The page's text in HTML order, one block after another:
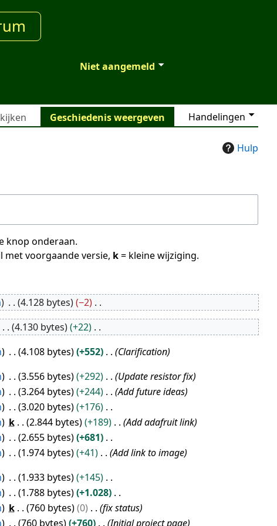
Niet aangemeld
Handelingen
Geschiedenis weergeven
Hulp
knop onderaan.
met voorgaande versie, k= kleine wijziging.
4.128 bytes
−2
4.130 bytes
+22
4.108 bytes +552 Clarification
3.556 bytes +292
Update resistor fix
3.264 bytes +244
Add future ideas
3.020 bytes
+176
k 2.844 bytes +189
Add adafruit link
2.655 bytes
+681
1.974 bytes +41 Add link to image
1.933 bytes
+145
1.788 bytes
+1.028
k 760 bytes 0
fix status
760 bytes +760 Initial project page